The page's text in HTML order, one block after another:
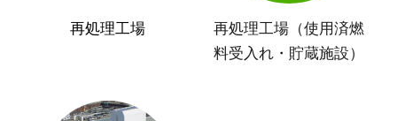
再処理工場
再処理工場（使用済燃
料受入れ・貯蔵施設）